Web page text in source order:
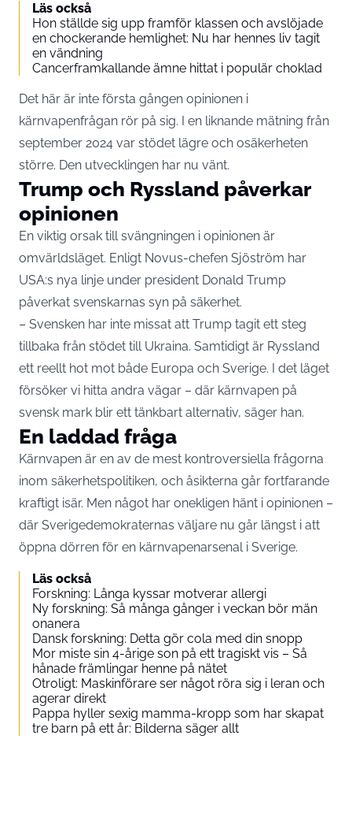
Läs också
Hon ställde sig upp framför klassen och avslöjade
en chockerande hemlighet: Nu har hennes liv tagit
en vändning
Cancerframkallande ämne hittat i populär choklad
Det här är inte första gången opinionen i
kärnvapenfrågan rör på sig. I en liknande mätning från
september 2024 var stödet lägre och osäkerheten
större. Den utvecklingen har nu vänt.
Trump och Ryssland påverkar
opinionen
En viktig orsak till svängningen i opinionen är
omvärldsläget. Enligt Novus-chefen Sjöström har
USA:s nya linje under president Donald Trump
påverkat svenskarnas syn på säkerhet.
– Svensken har inte missat att Trump tagit ett steg
tillbaka från stödet till Ukraina. Samtidigt är Ryssland
ett reellt hot mot både Europa och Sverige. I det läget
försöker vi hitta andra vägar – där kärnvapen på
svensk mark blir ett tänkbart alternativ, säger han.
En laddad fråga
Kärnvapen är en av de mest kontroversiella frågorna
inom säkerhetspolitiken, och åsikterna går fortfarande
kraftigt isär. Men något har onekligen hänt i opinionen –
där Sverigedemokraternas väljare nu går längst i att
öppna dörren för en kärnvapenarsenal i Sverige.
Läs också
Forskning: Långa kyssar motverar allergi
Ny forskning: Så många gånger i veckan bör män
onanera
Dansk forskning: Detta gör cola med din snopp
Mor miste sin 4-årige son på ett tragiskt vis – Så
hånade främlingar henne på nätet
Otroligt: Maskinförare ser något röra sig i leran och
agerar direkt
Pappa hyller sexig mamma-kropp som har skapat
tre barn på ett år: Bilderna säger allt